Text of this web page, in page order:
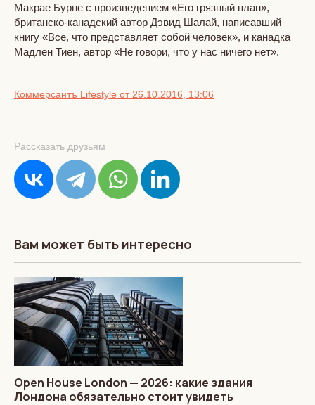
Макрае Бурне с произведением «Его грязный план»,
британско-канадский автор Дэвид Шалай, написавший
книгу «Все, что представляет собой человек», и канадка
Мадлен Тиен, автор «Не говори, что у нас ничего нет».
Коммерсантъ Lifestyle от 26.10.2016, 13:06
Рассказать друзьям
Вам может быть интересно
Open House London — 2026: какие здания
Лондона обязательно стоит увидеть